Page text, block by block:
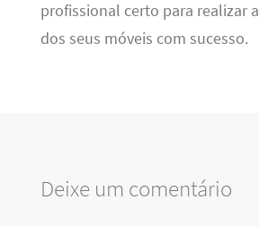
profissional certo para realizar
dos seus móveis com sucesso.
Deixe um comentário